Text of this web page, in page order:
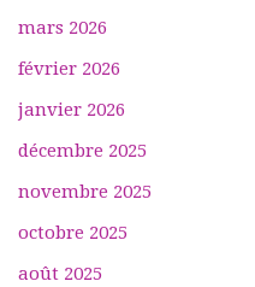
mars 2026
février 2026
janvier 2026
décembre 2025
novembre 2025
octobre 2025
août 2025